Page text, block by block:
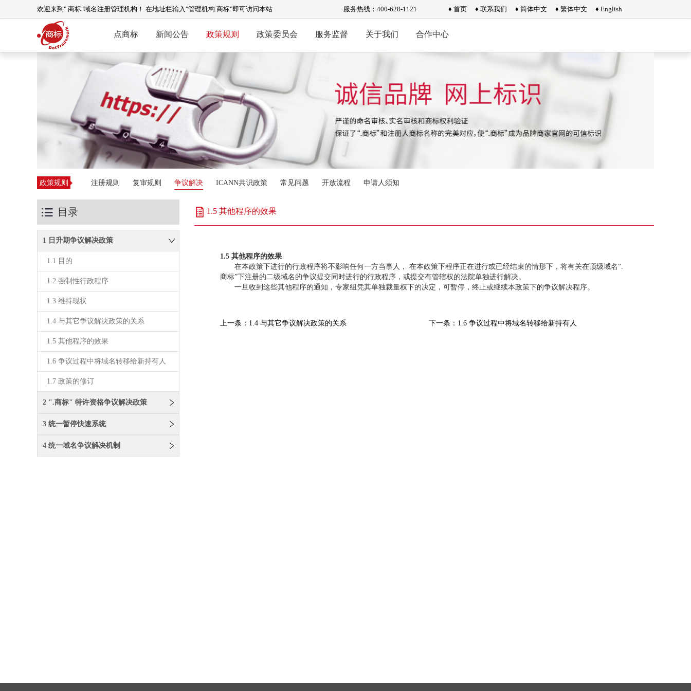
欢迎来到".商标"域名注册管理机构！ 在地址栏输入"管理机构.商标"即可访问本站 服务热线：400-628-1121 ♦ 首页 ♦ 联系我们 ♦ 简体中文 ♦ 繁体中文 ♦ English
点商标 新闻公告 政策规则 政策委员会 服务监督 关于我们 合作中心
政策规则 注册规则 复审规则 争议解决 ICANN共识政策 常见问题 开放流程 申请人须知
目录
1 日升期争议解决政策
1.1 目的
1.2 强制性行政程序
1.3 维持现状
1.4 与其它争议解决政策的关系
1.5 其他程序的效果
1.6 争议过程中将域名转移给新持有人
1.7 政策的修订
2 ".商标" 特许资格争议解决政策
3 统一暂停快速系统
4 统一域名争议解决机制
1.5 其他程序的效果
1.5 其他程序的效果
在本政策下进行的行政程序将不影响任何一方当事人， 在本政策下程序正在进行或已经结束的情形下，将有关在顶级域名“.
商标”下注册的二级域名的争议提交同时进行的行政程序，或提交有管辖权的法院单独进行解决。
一旦收到这些其他程序的通知，专家组凭其单独裁量权下的决定，可暂停，终止或继续本政策下的争议解决程序。
上一条：1.4 与其它争议解决政策的关系 下一条：1.6 争议过程中将域名转移给新持有人